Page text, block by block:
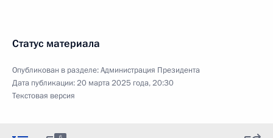
Статус материала
Опубликован в разделе:Администрация Президента
Дата публикации:20 марта 2025 года, 20:30
Текстовая версия